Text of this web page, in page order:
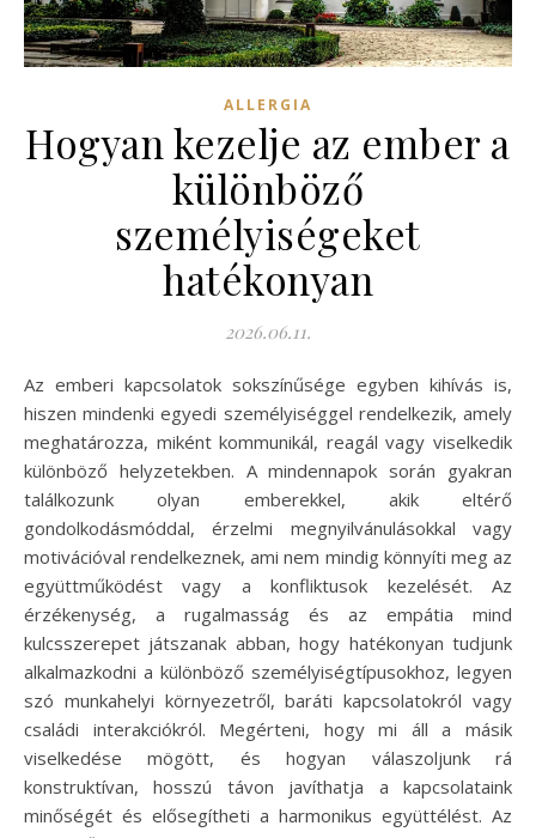
ALLERGIA
Hogyan kezelje az ember a
különböző
személyiségeket
hatékonyan
2026.06.11.
Az emberi kapcsolatok sokszínűsége egyben kihívás is,
hiszen mindenki egyedi személyiséggel rendelkezik, amely
meghatározza, miként kommunikál, reagál vagy viselkedik
különböző helyzetekben. A mindennapok során gyakran
találkozunk olyan emberekkel, akik eltérő
gondolkodásmóddal, érzelmi megnyilvánulásokkal vagy
motivációval rendelkeznek, ami nem mindig könnyíti meg az
együttműködést vagy a konfliktusok kezelését. Az
érzékenység, a rugalmasság és az empátia mind
kulcsszerepet játszanak abban, hogy hatékonyan tudjunk
alkalmazkodni a különböző személyiségtípusokhoz, legyen
szó munkahelyi környezetről, baráti kapcsolatokról vagy
családi interakciókról. Megérteni, hogy mi áll a másik
viselkedése mögött, és hogyan válaszoljunk rá
konstruktívan, hosszú távon javíthatja a kapcsolataink
minőségét és elősegítheti a harmonikus együttélést. Az